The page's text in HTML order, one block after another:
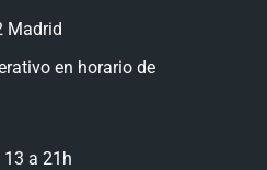
Madrid
en horario de
13 a 21h